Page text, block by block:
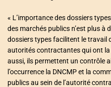
« L’importance des dossiers
des marchés publics n’est plus à
dossiers types facilitent le travail
autorités contractantes qui ont
aussi, ils permettent un contrôle
l’occurrence la DNCMP et la
publics au sein de l’autorité